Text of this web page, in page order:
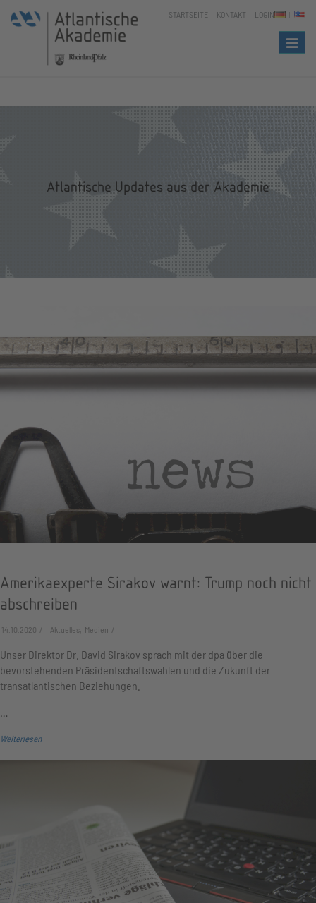
STARTSEITE KONTAKT LOGIN
Atlantische Updates aus der Akademie
Amerikaexperte Sirakov warnt: Trump noch nicht
abschreiben
14.10.2020 Aktuelles, Medien
Unser Direktor Dr. David Sirakov sprach mit der dpa über die
bevorstehenden Präsidentschaftswahlen und die Zukunft der
transatlantischen Beziehungen.
Weiterlesen